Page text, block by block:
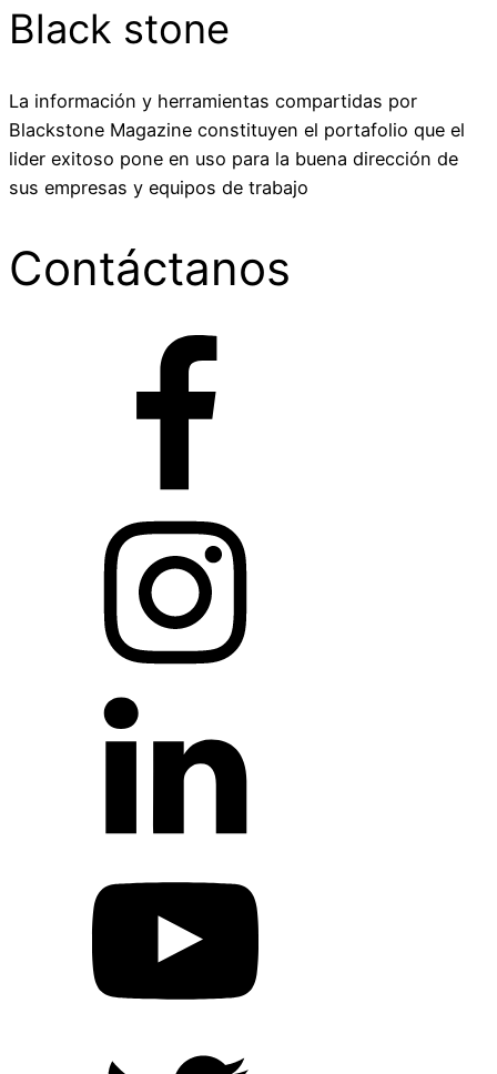
Black stone
La información y herramientas compartidas por
Blackstone Magazine constituyen el portafolio que el
lider exitoso pone en uso para la buena dirección de
sus empresas y equipos de trabajo
Contáctanos